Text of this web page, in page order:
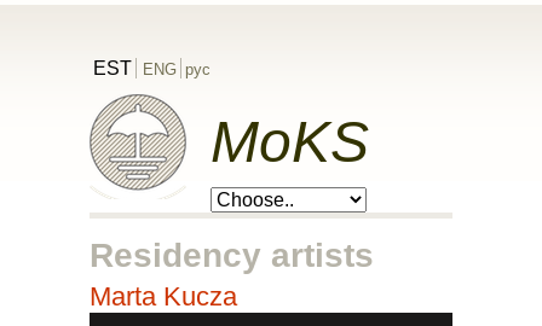
EST ENG рус
MoKS
Residency artists
Marta Kucza